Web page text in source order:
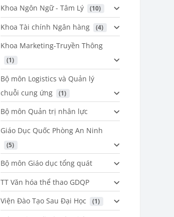
Khoa Ngôn Ngữ - Tâm Lý (10)
Khoa Tài chính Ngân hàng (4)
Khoa Marketing-Truyền Thông
(1)
Bộ môn Logistics và Quản lý
chuỗi cung ứng
(1)
Bộ môn Quản trị nhân lực
Giáo Dục Quốc Phòng An Ninh
(5)
Bộ môn Giáo dục tổng quát
TT Văn hóa thể thao GDQP
Viện Đào Tạo Sau Đại Học
(1)